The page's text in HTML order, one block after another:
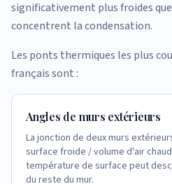
significativement plus froides
concentrent la condensation.
Les ponts thermiques les plus
français sont :
Angles de murs extérieurs
La jonction de deux murs
surface froide / volume d'air
température de surface peut
du reste du mur.